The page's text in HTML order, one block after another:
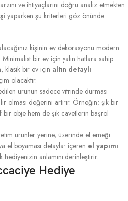
ve ihtiyaçlarını doğru analiz etmekten
yaparken şu kriterleri göz önünde
kişinin ev dekorasyonu modern
bir ev için yalın hatlara sahip
klasik bir ev için altın detaylı
olacaktır.
ürünün sadece vitrinde durması
olması değerini artırır. Örneğin; şık bir
bir obje hem de şık davetlerin başrol
ürünler yerine, üzerinde el emeği
el boyaması detaylar içeren el yapımı
hediyenizin anlamını derinleştirir.
Hediye